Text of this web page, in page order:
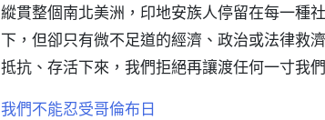
縱貫整個南北美洲，印地安族人停留在每一種
下，但卻只有微不足道的經濟、政治或法律救
抵抗、存活下來，我們拒絕再讓渡任何一寸我
我們不能忍受哥倫布日